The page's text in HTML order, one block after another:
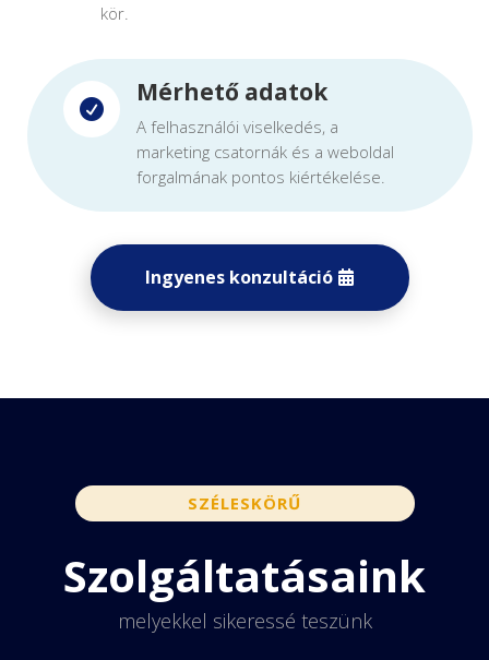
kör.

Mérhető adatok
A felhasználói viselkedés, a
marketing csatornák és a weboldal
forgalmának pontos kiértékelése.
Ingyenes konzultáció
SZÉLESKÖRŰ
Szolgáltatásaink
melyekkel sikeressé teszünk